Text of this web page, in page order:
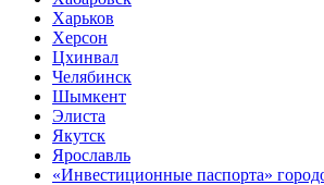
Харьков
Херсон
Цхинвал
Челябинск
Шымкент
Элиста
Якутск
Ярославль
«Инвестиционные паспорта»